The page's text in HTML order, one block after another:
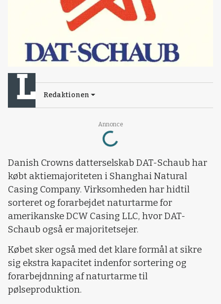
Annonce
Loading...
Redaktionen
Danish Crowns datterselskab DAT-Schaub har
købt aktiemajoriteten i Shanghai Natural
Casing Company. Virksomheden har hidtil
sorteret og forarbejdet naturtarme for
amerikanske DCW Casing LLC, hvor DAT-
Schaub også er majoritetsejer.
Købet sker også med det klare formål at sikre
sig ekstra kapacitet indenfor sortering og
forarbejdnning af naturtarme til
pølseproduktion.